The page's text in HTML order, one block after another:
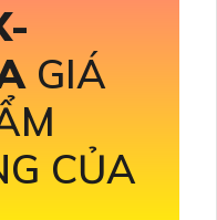
GIÁ
CỦA